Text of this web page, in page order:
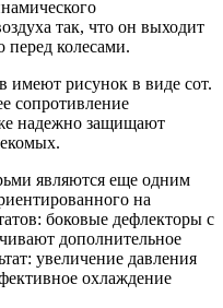
так, что он выходит
перед колесами.
имеют рисунок в виде сот.
сопротивление
надежно защищают
являются еще одним
на
боковые дефлекторы с
дополнительное
увеличение давления
охлаждение